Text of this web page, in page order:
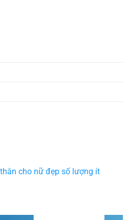
cho nữ đẹp số lượng ít